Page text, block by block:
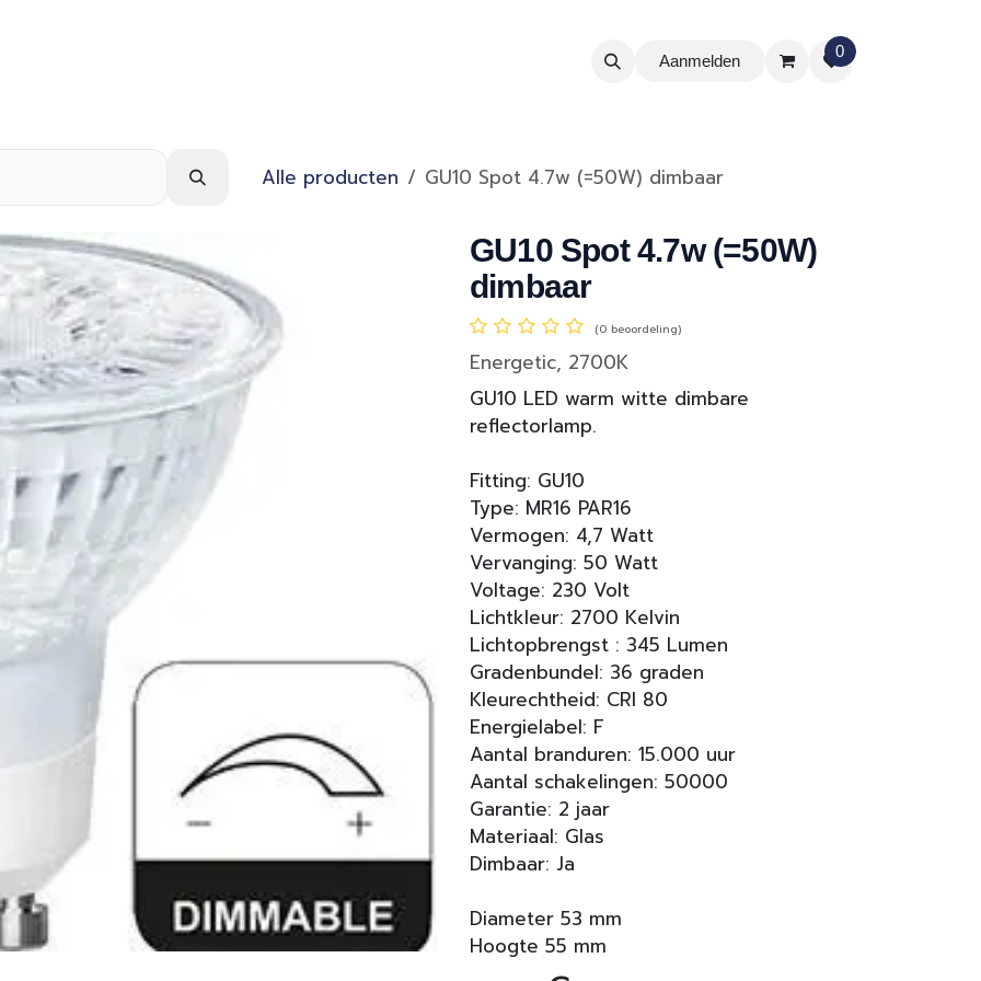
Aanmelden
0
Alle producten GU10 Spot 4.7w (=50W) dimbaar
GU10 Spot 4.7w (=50W)
dimbaar
(0 beoordeling)
Energetic, 2700K
GU10 LED warm witte dimbare
reflectorlamp.
Fitting: GU10
Type: MR16 PAR16
Vermogen: 4,7 Watt
Vervanging: 50 Watt
Voltage: 230 Volt
Lichtkleur: 2700 Kelvin
Lichtopbrengst : 345 Lumen
Gradenbundel: 36 graden
Kleurechtheid: CRI 80
Energielabel: F
Aantal branduren: 15.000 uur
Aantal schakelingen: 50000
Garantie: 2 jaar
Materiaal: Glas
Dimbaar: Ja
Diameter 53 mm
Hoogte 55 mm